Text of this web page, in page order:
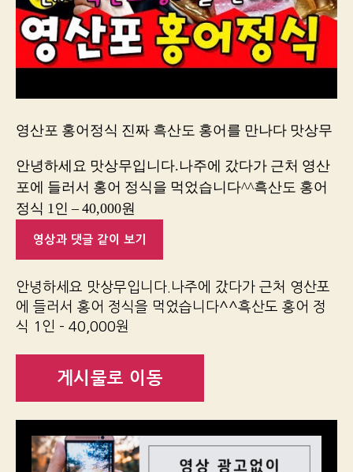
영산포 홍어정식 진짜 흑산도 홍어를 만나다 맛상무
안녕하세요 맛상무입니다.나주에 갔다가 근처 영산
포에 들러서 홍어 정식을 먹었습니다^^흑산도 홍어
정식 1인 – 40,000원
영상과 댓글 같이 보기
안녕하세요 맛상무입니다.나주에 갔다가 근처 영산포
에 들러서 홍어 정식을 먹었습니다^^흑산도 홍어 정
식 1인 – 40,000원
게시물로 이동